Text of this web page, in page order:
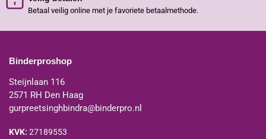
Betaal veilig online met je favoriete betaalmethode.
Binderproshop
Steijnlaan 116
2571 RH Den Haag
gurpreetsinghbindra@binderpro.nl
KVK: 27189553